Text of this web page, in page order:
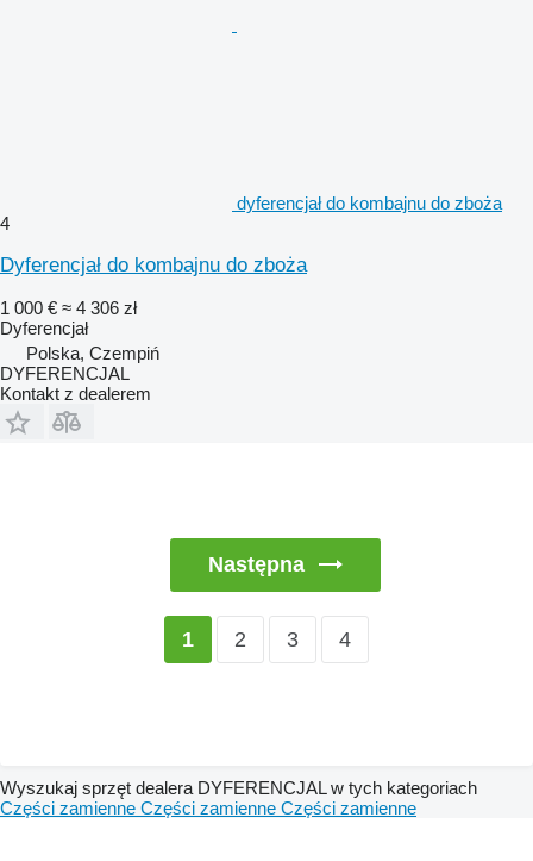
dyferencjał do kombajnu do zboża
4
Dyferencjał do kombajnu do zboża
1 000 € ≈ 4 306 zł
Dyferencjał
Polska, Czempiń
DYFERENCJAL
Kontakt z dealerem
Następna
1 2 3 4
Wyszukaj sprzęt dealera DYFERENCJAL w tych kategoriach
Części zamienne Części zamienne Części zamienne